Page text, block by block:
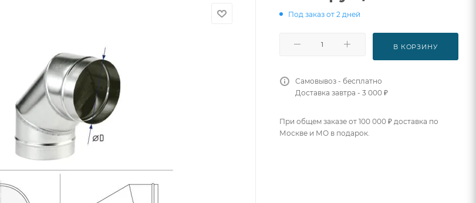
Под заказ от 2 дней
В КОРЗИНУ
Самовывоз - бесплатно
Доставка завтра - 3 000 ₽
При общем заказе от 100 000 ₽ доставка по
Москве и МО в подарок.